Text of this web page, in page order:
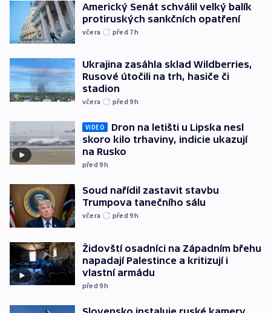
Americký Senát schválil velký balík
protiruských sankčních opatření
včera před 7h
Ukrajina zasáhla sklad Wildberries,
Rusové útočili na trh, hasiče či
stadion
včera před 9h
VIDEO
Dron na letišti u Lipska nesl
skoro kilo trhaviny, indicie ukazují
na Rusko
před 9h
Soud nařídil zastavit stavbu
Trumpova tanečního sálu
včera před 9h
Židovští osadníci na Západním břehu
napadají Palestince a kritizují i
vlastní armádu
před 9h